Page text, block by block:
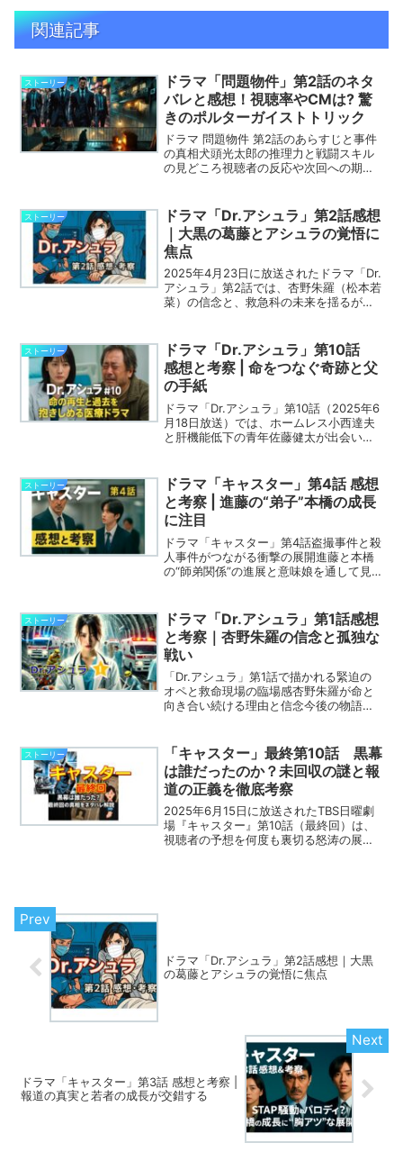
関連記事
ストーリー
ドラマ「問題物件」第2話のネタ
バレと感想！視聴率やCMは? 驚
きのポルターガイストトリック
ドラマ 問題物件 第2話のあらすじと事件
の真相犬頭光太郎の推理力と戦闘スキル
の見どころ視聴者の反応や次回への期待
ストーリー
ドラマ「Dr.アシュラ」第2話感想
｜大黒の葛藤とアシュラの覚悟に
焦点
2025年4月23日に放送されたドラマ「Dr.
アシュラ」第2話では、杏野朱羅（松本若
菜）の信念と、救急科の未来を揺るがす
二（田辺誠一）が自らの息子を前に葛藤
する姿に、S...
ストーリー
ドラマ「Dr.アシュラ」第10話
感想と考察 | 命をつなぐ奇跡と父
の手紙
ドラマ「Dr.アシュラ」第10話（2025年6
月18日放送）では、ホームレス小西達夫
と肝機能低下の青年佐藤健太が出会い、
け合う2人の絆が深まる一方、健太の財布
トラ...
ストーリー
ドラマ「キャスター」第4話 感想
と考察 | 進藤の“弟子”本橋の成長
に注目
ドラマ「キャスター」第4話盗撮事件と殺
人事件がつながる衝撃の展開進藤と本橋
の“師弟関係”の進展と意味娘を通して見
ストーリー
ドラマ「Dr.アシュラ」第1話感想
と考察｜杏野朱羅の信念と孤独な
戦い
「Dr.アシュラ」第1話で描かれる緊迫の
オペと救命現場の臨場感杏野朱羅が命と
向き合い続ける理由と信念今後の物語を
ストーリー
「キャスター」最終第10話 黒幕
は誰だったのか？未回収の謎と報
道の正義を徹底考察
2025年6月15日に放送されたTBS日曜劇
場『キャスター』第10話（最終回）は、
視聴者の予想を何度も裏切る怒涛の展開
ドラマ「Dr.アシュラ」第2話感想｜大黒
の葛藤とアシュラの覚悟に焦点
ドラマ「キャスター」第3話 感想と考察 |
報道の真実と若者の成長が交錯する